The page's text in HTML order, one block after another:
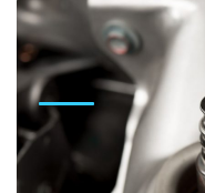
네오코리아는 자사 브
전자에